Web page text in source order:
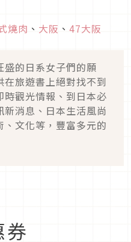
燒肉 、 大阪 、 47大阪
盛的日系女子們的願
在旅遊書上絕對找不到
時觀光情報、到日本必
新消息、日本生活風尚
、文化等，豐富多元的
券